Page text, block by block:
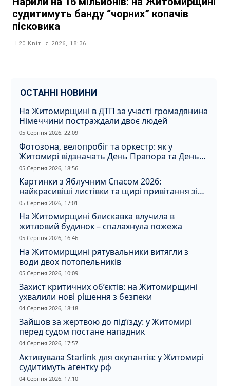
судитимуть банду “чорних” копачів
пісковика
20 Квітня 2026, 18:36
ОСТАННІ НОВИНИ
На Житомирщині в ДТП за участі громадянина
Німеччини постраждали двоє людей
05 Серпня 2026, 22:09
Фотозона, велопробіг та оркестр: як у
Житомирі відзначать День Прапора та День
Незалежності
05 Серпня 2026, 18:56
Картинки з Яблучним Спасом 2026:
найкрасивіші листівки та щирі привітання зі
святом
05 Серпня 2026, 17:01
На Житомирщині блискавка влучила в
житловий будинок – спалахнула пожежа
05 Серпня 2026, 16:46
На Житомирщині рятувальники витягли з
води двох потопельників
05 Серпня 2026, 10:09
Захист критичних об’єктів: на Житомирщині
ухвалили нові рішення з безпеки
04 Серпня 2026, 18:18
Зайшов за жертвою до під’їзду: у Житомирі
перед судом постане нападник
04 Серпня 2026, 17:57
Активувала Starlink для окупантів: у Житомирі
судитимуть агентку рф
04 Серпня 2026, 17:10